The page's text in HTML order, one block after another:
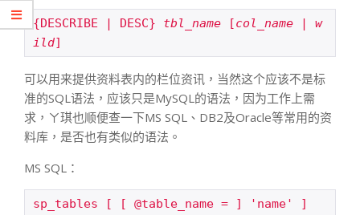
{DESCRIBE | DESC} tbl_name [col_name | w
ild]
可以用来提供资料表内的栏位资讯，当然这个应该不是标
准的SQL语法，应该只是MySQL的语法，因为工作上需
求，ㄚ琪也顺便查一下MS SQL、DB2及Oracle等常用的资
料库，是否也有类似的语法。
MS SQL：
sp_tables [ [ @table_name = ] 'name' ]